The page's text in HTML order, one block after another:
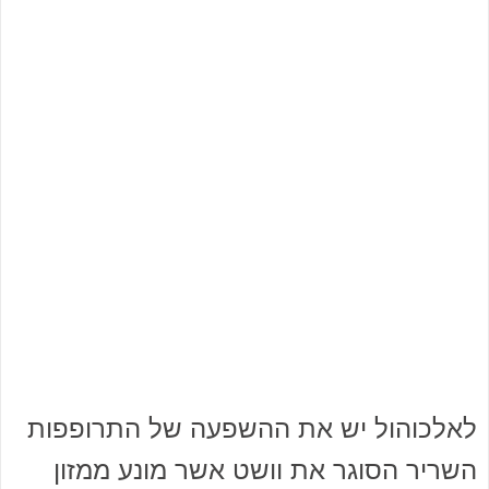
לאלכוהול יש את ההשפעה של התרופפות
השריר הסוגר את וושט אשר מונע ממזון